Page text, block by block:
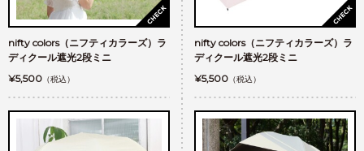
nifty colors（ニフティカラーズ）ラ
ディクール遮光2段ミニ
¥5,500 （税込）
nifty colors（ニフティカラーズ）ラ
ディクール遮光2段ミニ
¥5,500 （税込）